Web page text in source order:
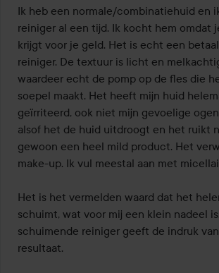
van
de
5
Ik heb een normale/combinatiehuid en
reiniger al een tijd. Ik kocht hem omdat
krijgt voor je geld. Het is echt een
reiniger. De textuur is licht en
waardeer echt de pomp op de fles die
soepel maakt. Het heeft mijn huid
geïrriteerd, ook niet mijn gevoelige
alsof het de huid uitdroogt en het ruikt
gewoon een heel mild product. Het
make-up. Ik vul meestal aan met
Het is het vermelden waard dat het
schuimt, wat voor mij een klein nadeel
schuimende reiniger geeft de indruk
resultaat.